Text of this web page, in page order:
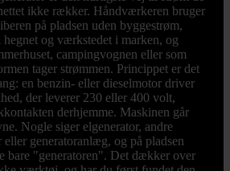
ikke rækker. Håndværkeren bruger
på pladsen uden byggestrøm,
hegnet og værkstedet i marken, og
campingvognen eller som
tager strømmen. Princippet er det
en benzin- eller dieselmotor driver
der leverer 230 eller 400 volt,
derhjemme. Maskinen går
Nogle siger elgenerator, andre
eller generatoranlæg, og på pladsen
bare "generatoren". Det dækker over